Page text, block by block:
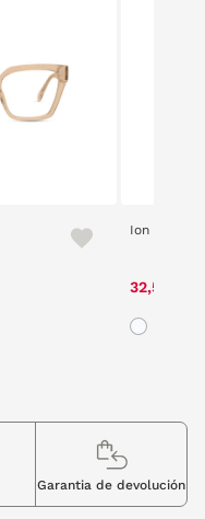
Ion Fiz
32,50 €
Garantia de devolución